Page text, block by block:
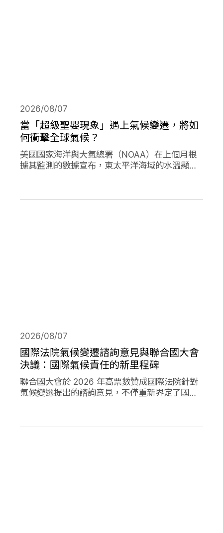
當「超級聖嬰現象」遇上氣候變遷，將如
何衝擊全球氣候？
2026/08/07
美國國家海洋與大氣總署（NOAA）在上個月根
據其監測的數據宣布，東太平洋海域的水溫顯著
來更高水溫的「超級聖嬰現象」，屆時有可能打
國際法院氣候變遷諮詢意見與聯合國大會
決議：國際氣候責任的新里程碑
2026/08/07
聯合國大會於 2026 年高票數贊成國際法院針對
氣候變遷提出的諮詢意見，不僅重新界定了國際
律責任的承諾。